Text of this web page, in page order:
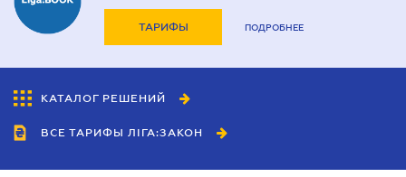
ТАРИФЫ ПОДРОБНЕЕ
КАТАЛОГ РЕШЕНИЙ
ВСЕ ТАРИФЫ ЛІГА:ЗАКОН